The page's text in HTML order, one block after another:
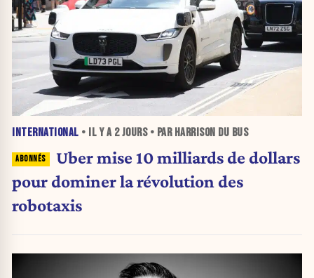
INTERNATIONAL • IL Y A 2 JOURS• PAR HARRISON DU BUS
Uber mise 10 milliards de dollars
pour dominer la révolution des
robotaxis